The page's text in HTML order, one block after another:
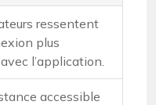
ressentent
plus
l’application.
accessible